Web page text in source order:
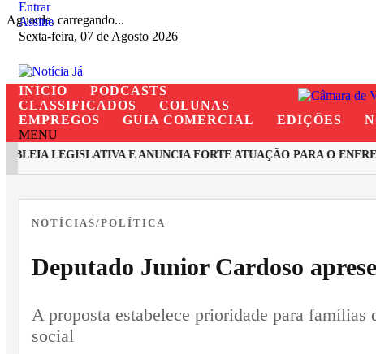
Aguarde, carregando...
Entrar
Assine
Sexta-feira, 07 de Agosto 2026
INÍCIO
PODCASTS
CLASSIFICADOS
COLUNAS
EMPREGOS
GUIA COMERCIAL EDIÇÕES
MENU
LEGISLATIVA E ANUNCIA FORTE ATUAÇÃO PARA O
NOTÍCIAS/POLÍTICA
Deputado Junior Cardoso
A proposta estabelece prioridade para
social